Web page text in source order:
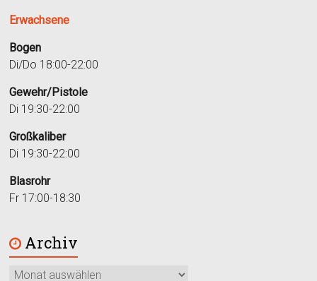
Erwachsene
Bogen
Di/Do 18:00-22:00
Gewehr/Pistole
Di 19:30-22:00
Großkaliber
Di 19:30-22:00
Blasrohr
Fr 17:00-18:30
Archiv